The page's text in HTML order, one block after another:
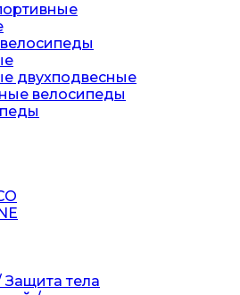
двухподвесные
велосипеды
Защита тела